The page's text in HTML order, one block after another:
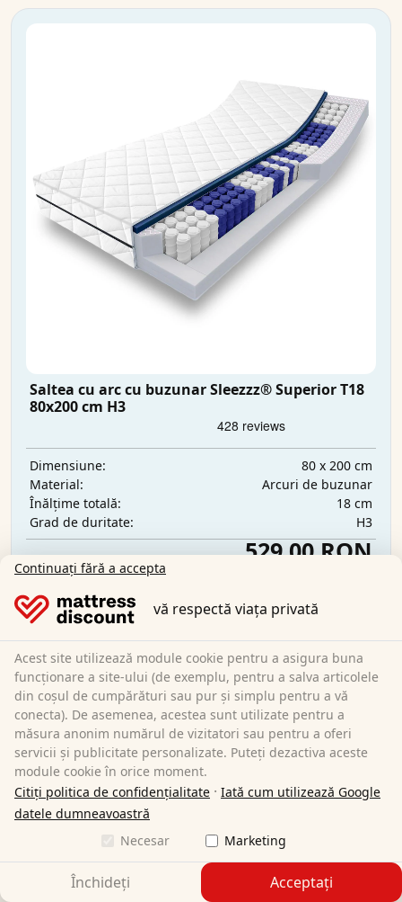
Saltea cu arc cu buzunar Sleezzz® Superior T18
80x200 cm H3
Dimensiune:
80 x 200 cm
Material:
Arcuri de buzunar
Înălțime totală:
18 cm
Grad de duritate:
H3
529,00 RON
Transport gratuit
Aflați mai multe
Continuați fără a accepta
vă respectă viața privată
Acest site utilizează module cookie pentru a asigura buna
funcționare a site-ului (de exemplu, pentru a salva articolele
din coșul de cumpărături sau pur și simplu pentru a vă
conecta). De asemenea, acestea sunt utilizate pentru a
măsura anonim numărul de vizitatori sau pentru a oferi
servicii și publicitate personalizate. Puteți dezactiva aceste
module cookie în orice moment.
Citiți politica de confidențialitate · Iată cum utilizează Google
datele dumneavoastră
Necesar
Marketing
Închideți Acceptați